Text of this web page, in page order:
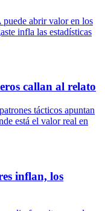
puede abrir valor en los
infla las estadísticas
callan al relato
tácticos apuntan
está el valor real en
inflan, los